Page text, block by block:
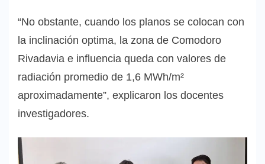
“No obstante, cuando los planos se colocan con
la inclinación optima, la zona de Comodoro
Rivadavia e influencia queda con valores de
radiación promedio de 1,6 MWh/m²
aproximadamente”, explicaron los docentes
investigadores.